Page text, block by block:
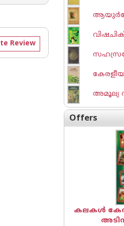
Review
അമൂല്യ
Offers
കലകൾ